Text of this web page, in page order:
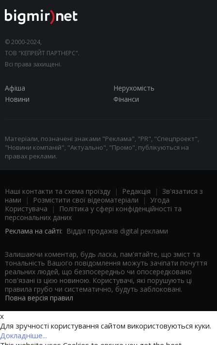
© 2000-2024,
ТОВ "КЕПРЕЙТ ПАРТНЕРС".
Всі права захищені.
Афіша
Нерухомість
Новини
Фінанси
Матеріали, позначені знаками "Реклама", "PR", "Спецпроект",
"Новини компаній", "Актуально", "Промо", публікуються на
правах реклами.
Наші контакти та схема проїзду | Редакція | Зв'язатися з
нами | Розмістити свої відеоматеріали | Угода
Користувача |
Політика у сфері конфіденційності та
персональних даних
Реклама на сайті: Відділ продажів digital реклами
Залишаючи коментар, будь ласка, пам'ятайте, що зміст та
тональність Вашого повідомлення можуть зачіпати почуття
реальних людей, що безпосередньо чи опосередковано
пов'язані із цією новиною. Користувачі, які порушують ці
правила грубо чи систематично, будуть заблоковані.
Повна версія правил
x
Для зручності користування сайтом використовуються куки.
Докладніше...